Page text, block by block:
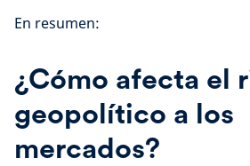
En resumen:
¿Cómo afecta el
geopolítico a los
mercados?